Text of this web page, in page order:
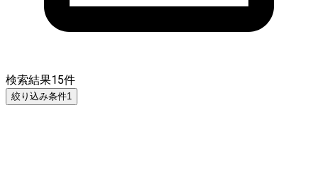
検索結果15件
絞り込み条件1